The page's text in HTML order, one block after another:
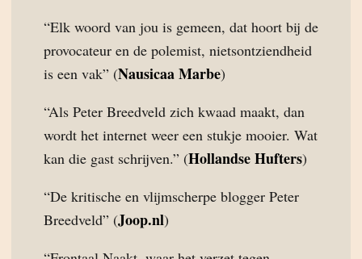
“Elk woord van jou is gemeen, dat hoort bij de
provocateur en de polemist, nietsontziendheid
is een vak” (Nausicaa Marbe)
“Als Peter Breedveld zich kwaad maakt, dan
wordt het internet weer een stukje mooier. Wat
kan die gast schrijven.” (Hollandse Hufters)
“De kritische en vlijmscherpe blogger Peter
Breedveld” (Joop.nl)